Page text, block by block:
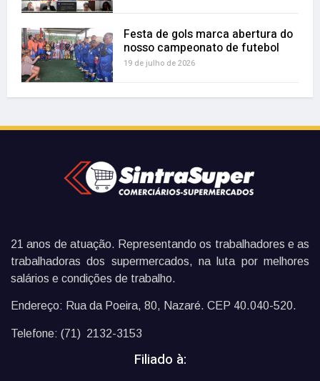
Festa de gols marca abertura do
nosso campeonato de futebol
19 de julho de 2026
21 anos de atuação. Representando os trabalhadores e as
trabalhadoras dos supermercados, na luta por melhores
salários e condições de trabalho.
Endereço: Rua da Poeira, 80, Nazaré. CEP 40.040-520.
Telefone: (71) 2132-3153
Filiado à: